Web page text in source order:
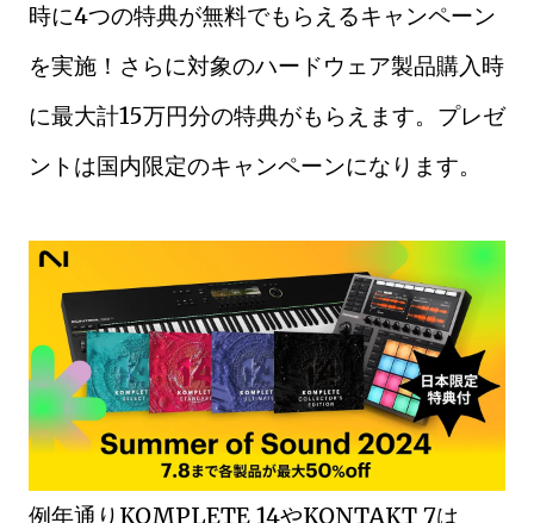
時に4つの特典が無料でもらえるキャンペーン
を実施！さらに対象のハードウェア製品購入時
に最大計15万円分の特典がもらえます。プレゼ
ントは国内限定のキャンペーンになります。
例年通りKOMPLETE 14やKONTAKT 7は